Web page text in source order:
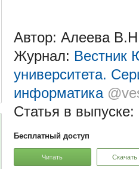
Автор: Алеева
Журнал: Вестник
университета.
информатика
Статья в выпуске:
Бесплатный доступ
Читать Скачать